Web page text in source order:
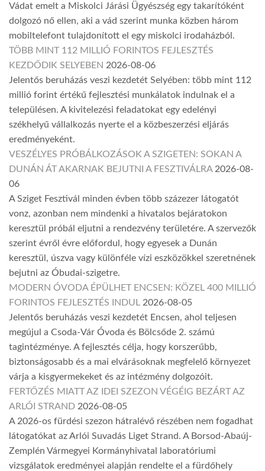
Vádat emelt a Miskolci Járási Ügyészség egy takarítóként
dolgozó nő ellen, aki a vád szerint munka közben három
mobiltelefont tulajdonított el egy miskolci irodaházból.
TÖBB MINT 112 MILLIÓ FORINTOS FEJLESZTÉS
KEZDŐDIK SELYEBEN 2026-08-06
Jelentős beruházás veszi kezdetét Selyében: több mint 112
millió forint értékű fejlesztési munkálatok indulnak el a
településen. A kivitelezési feladatokat egy edelényi
székhelyű vállalkozás nyerte el a közbeszerzési eljárás
eredményeként.
VESZÉLYES PRÓBÁLKOZÁSOK A SZIGETEN: SOKAN A
DUNÁN ÁT AKARNAK BEJUTNI A FESZTIVÁLRA 2026-08-
06
A Sziget Fesztivál minden évben több százezer látogatót
vonz, azonban nem mindenki a hivatalos bejáratokon
keresztül próbál eljutni a rendezvény területére. A szervezők
szerint évről évre előfordul, hogy egyesek a Dunán
keresztül, úszva vagy különféle vízi eszközökkel szeretnének
bejutni az Óbudai-szigetre.
MODERN ÓVODA ÉPÜLHET ENCSEN: KÖZEL 400 MILLIÓ
FORINTOS FEJLESZTÉS INDUL 2026-08-05
Jelentős beruházás veszi kezdetét Encsen, ahol teljesen
megújul a Csoda-Vár Óvoda és Bölcsőde 2. számú
tagintézménye. A fejlesztés célja, hogy korszerűbb,
biztonságosabb és a mai elvárásoknak megfelelő környezet
várja a kisgyermekeket és az intézmény dolgozóit.
FERTŐZÉS MIATT AZ IDEI SZEZON VÉGÉIG BEZÁRT AZ
ARLÓI STRAND 2026-08-05
A 2026-os fürdési szezon hátralévő részében nem fogadhat
látogatókat az Arlói Suvadás Liget Strand. A Borsod-Abaúj-
Zemplén Vármegyei Kormányhivatal laboratóriumi
vizsgálatok eredményei alapján rendelte el a fürdőhely